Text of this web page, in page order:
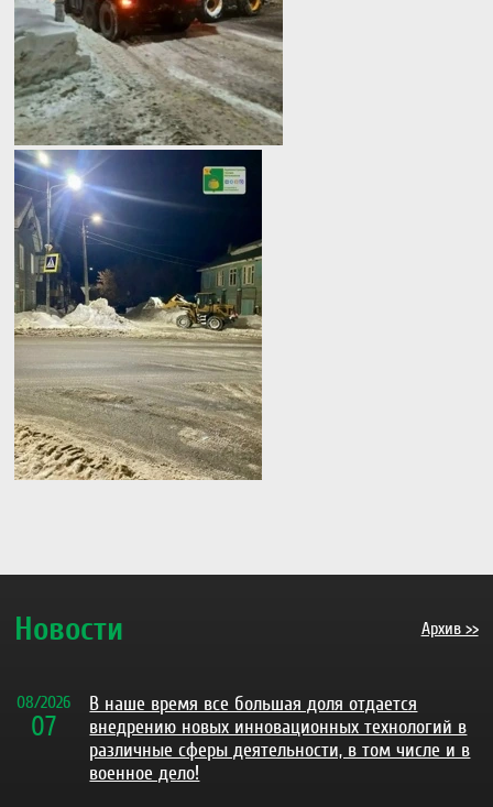
Новости Архив >>
07
08/2026
В наше время все большая доля отдается
внедрению новых инновационных технологий в
различные сферы деятельности, в том числе и в
военное дело!